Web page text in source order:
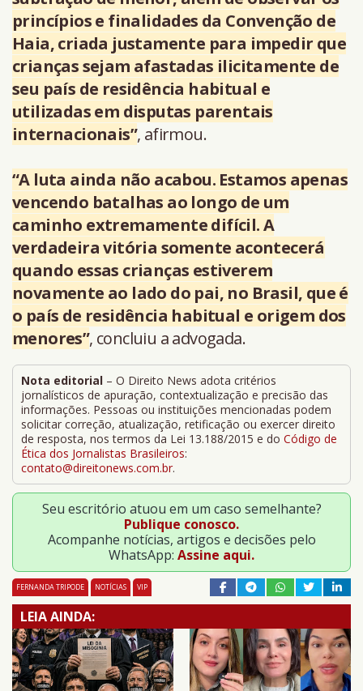
princípios e finalidades da Convenção de
Haia, criada justamente para impedir que
crianças sejam afastadas ilicitamente de
seu país de residência habitual e
utilizadas em disputas parentais
internacionais”, afirmou.
“A luta ainda não acabou. Estamos apenas
vencendo batalhas ao longo de um
caminho extremamente difícil. A
verdadeira vitória somente acontecerá
quando essas crianças estiverem
novamente ao lado do pai, no Brasil, que é
o país de residência habitual e origem dos
menores”, concluiu a advogada.
Nota editorial – O Direito News adota critérios
jornalísticos de apuração, contextualização e precisão das
informações. Pessoas ou instituições mencionadas podem
solicitar correção, atualização, retificação ou exercer direito
de resposta, nos termos da Lei 13.188/2015 e do Código de
Ética dos Jornalistas Brasileiros:
contato@direitonews.com.br.
Seu escritório atuou em um caso semelhante?
Publique conosco.
Acompanhe notícias, artigos e decisões pelo
WhatsApp: Assine aqui.
FERNANDA TRIPODE NOTÍCIAS VIP
LEIA AINDA: